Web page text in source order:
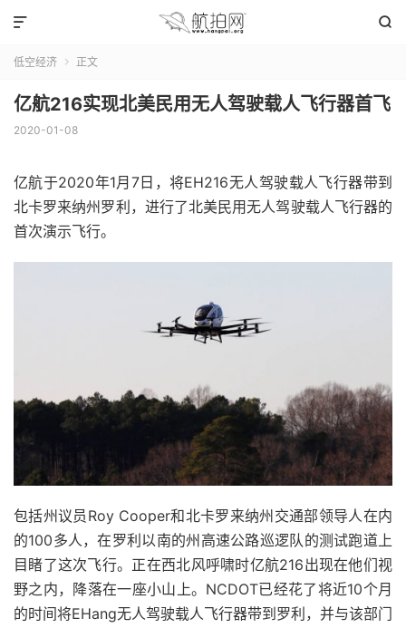


低空经济  正文
亿航216实现北美民用无人驾驶载人飞行器首飞
2020-01-08
亿航于2020年1月7日，将EH216无人驾驶载人飞行器带到
北卡罗来纳州罗利，进行了北美民用无人驾驶载人飞行器的
首次演示飞行。
包括州议员Roy Cooper和北卡罗来纳州交通部领导人在内
的100多人，在罗利以南的州高速公路巡逻队的测试跑道上
目睹了这次飞行。正在西北风呼啸时亿航216出现在他们视
野之内，降落在一座小山上。 NCDOT已经花了将近10个月
的时间将EHang无人驾驶载人飞行器带到罗利，并与该部门